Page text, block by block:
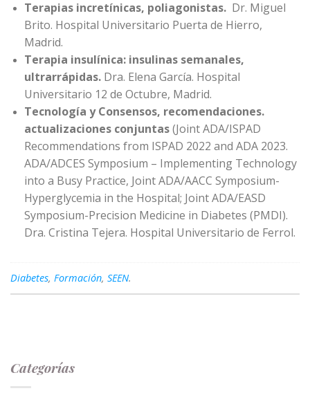
Terapias incretínicas, poliagonistas. Dr. Miguel
Brito. Hospital Universitario Puerta de Hierro,
Madrid.
Terapia insulínica: insulinas semanales,
ultrarrápidas. Dra. Elena García. Hospital
Universitario 12 de Octubre, Madrid.
Tecnología y Consensos, recomendaciones.
actualizaciones conjuntas(Joint ADA/ISPAD
Recommendations from ISPAD 2022 and ADA 2023.
ADA/ADCES Symposium – Implementing Technology
into a Busy Practice, Joint ADA/AACC Symposium-
Hyperglycemia in the Hospital; Joint ADA/EASD
Symposium-Precision Medicine in Diabetes (PMDI).
Dra. Cristina Tejera. Hospital Universitario de Ferrol.
Diabetes, Formación, SEEN.
Categorías